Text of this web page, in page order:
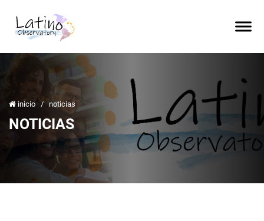
inicio / noticias
NOTICIAS